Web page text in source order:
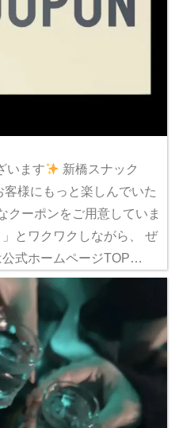
います
新橋スナック
様にもっと楽しんでいた
クーポンをご用意していま
とワクワクしながら、 ぜ
公式ホームページTOP…